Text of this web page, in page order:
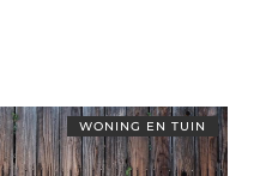
WONING EN TUIN